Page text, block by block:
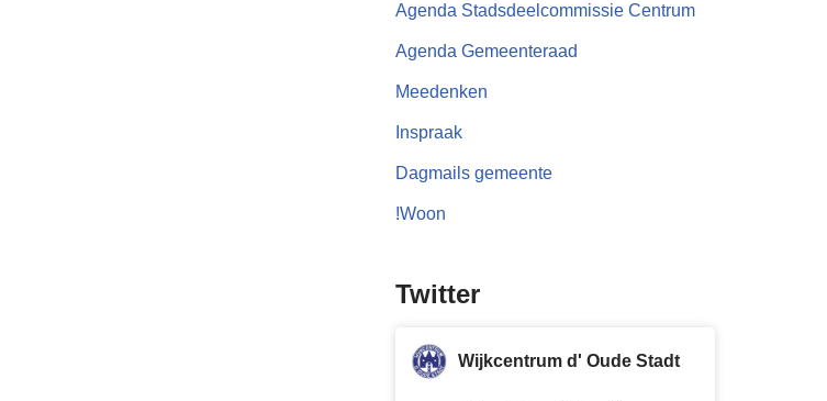
Agenda Stadsdeelcommissie Centrum
Agenda Gemeenteraad
Meedenken
Inspraak
Dagmails gemeente
!Woon
Twitter
Wijkcentrum d' Oude Stadt